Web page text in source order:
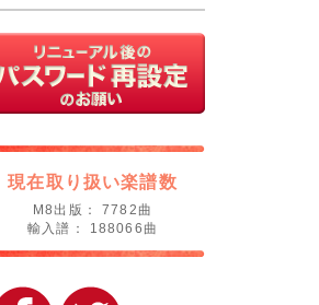
現在取り扱い楽譜数
M8出版： 7782曲
輸入譜： 188066曲